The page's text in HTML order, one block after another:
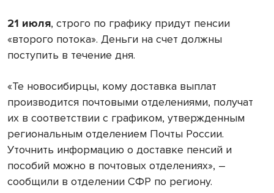
21 июля, строго по графику придут пенсии
«второго потока». Деньги на счет должны
поступить в течение дня.
«Те новосибирцы, кому доставка выплат
производится почтовыми отделениями, получат
их в соответствии с графиком, утвержденным
региональным отделением Почты России.
Уточнить информацию о доставке пенсий и
пособий можно в почтовых отделениях», –
сообщили в отделении СФР по региону.